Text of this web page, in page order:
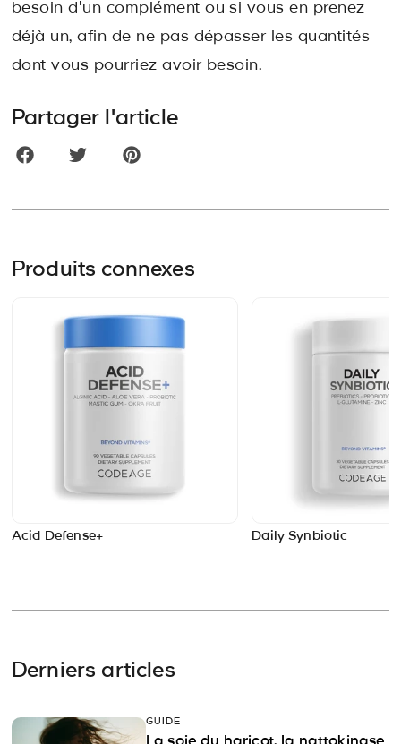
besoin d'un complément ou si vous en prenez
déjà un, afin de ne pas dépasser les quantités
dont vous pourriez avoir besoin.
Partager l'article
Produits connexes
Acid Defense+ Daily Synbiotic
Derniers articles
GUIDE